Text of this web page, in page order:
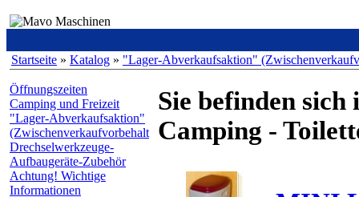
Startseite » Katalog » "Lager-Abverkaufsaktion"
Öffnungszeiten
Camping und Freizeit
"Lager-Abverkaufsaktion"
(Zwischenverkaufvorbehalt
Drechselwerkzeuge-
Aufbaugeräte-Zubehör
Achtung! Wichtige
Informationen
Sie befinden
Camping -